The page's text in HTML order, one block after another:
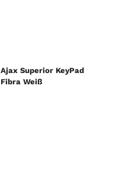
Ajax Superior KeyPad
Fibra Weiß